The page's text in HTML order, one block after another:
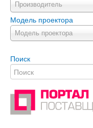
Производитель
Модель проектора
Модель проектора
Поиск